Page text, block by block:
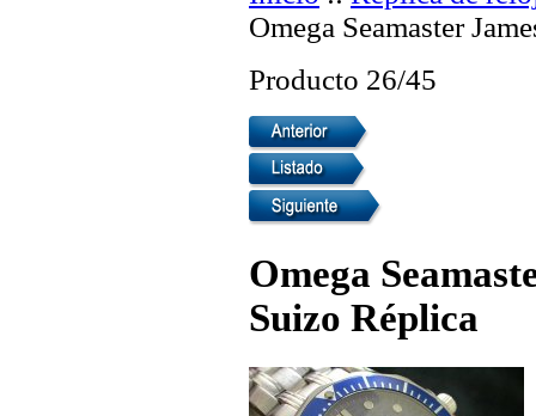
Omega Seamaster
Producto 26/45
Omega
Suizo Réplica